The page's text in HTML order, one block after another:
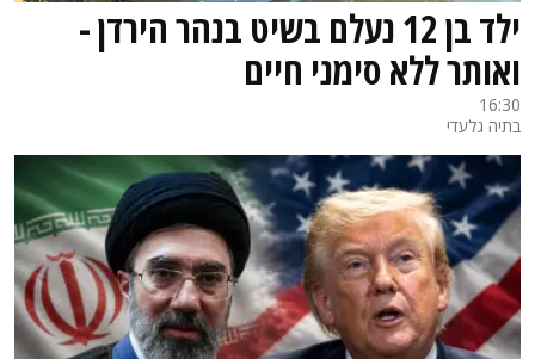
ילד בן 12 נעלם בשיט בנהר הירדן -
ואותר ללא סימני חיים
16:30
בתיה גלעדי